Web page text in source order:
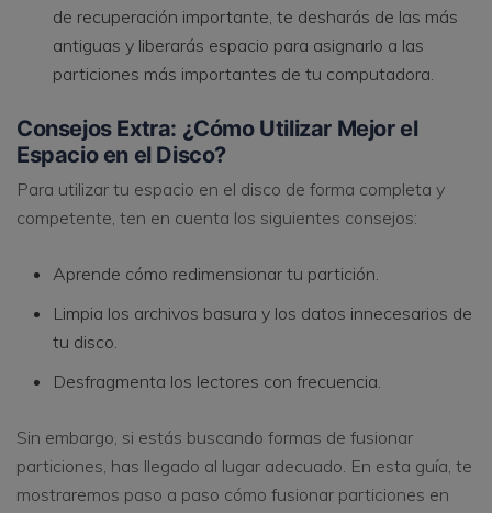
de recuperación importante, te desharás de las más
antiguas y liberarás espacio para asignarlo a las
particiones más importantes de tu computadora.
Consejos Extra: ¿Cómo Utilizar Mejor el
Espacio en el Disco?
Para utilizar tu espacio en el disco de forma completa y
competente, ten en cuenta los siguientes consejos:
Aprende cómo redimensionar tu partición.
Limpia los archivos basura y los datos innecesarios de
tu disco.
Desfragmenta los lectores con frecuencia.
Sin embargo, si estás buscando formas de fusionar
particiones, has llegado al lugar adecuado. En esta guía, te
mostraremos paso a paso cómo fusionar particiones en